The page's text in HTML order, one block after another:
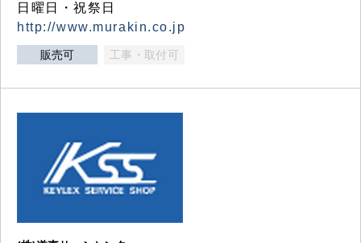
日曜日・祝祭日
http://www.murakin.co.jp
販売可 工事・取付可